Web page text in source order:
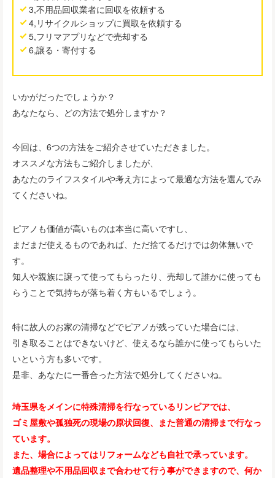
3,不用品回収業者に回収を依頼する
4,リサイクルショップに買取を依頼する
5,フリマアプリなどで売却する
6,譲る・寄付する
いかがだったでしょうか？
あなたなら、どの方法で処分しますか？
今回は、6つの方法をご紹介させていただきました。
オススメな方法もご紹介しましたが、
あなたのライフスタイルや考え方によって最適な方法を選んでみ
てくださいね。
ピアノも価値が高いものは本当に高いですし、
まだまだ使えるものであれば、ただ捨てるだけでは勿体無いで
す。
知人や親族に譲って使ってもらったり、売却して誰かに使っても
らうことで気持ちが落ち着く方もいるでしょう。
特に故人のお家の清掃などでピアノが残っていた場合には、
引き取ることはできないけど、使えるなら誰かに使ってもらいた
いという方も多いです。
是非、あなたに一番合った方法で処分してくださいね。
埼玉県をメインに特殊清掃を行なっているリンピアでは、
ゴミ屋敷や孤独死の現場の原状回復、また普通の清掃まで行なっ
ています。
また、場合によってはリフォームなども自社で承っています。
遺品整理や不用品回収まで合わせて行う事ができますので、何か